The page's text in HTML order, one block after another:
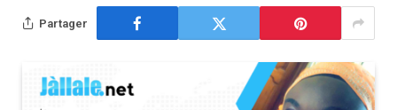
Partager